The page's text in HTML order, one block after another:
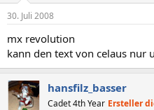
30. Juli 2008
mx revolution
kann den text von celaus nur
hansfilz_basser
Cadet 4th Year Ersteller